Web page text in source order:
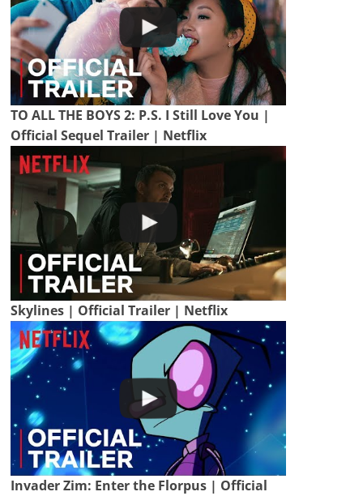
TO ALL THE BOYS 2: P.S. I Still Love You |
Official Sequel Trailer | Netflix
Skylines | Official Trailer | Netflix
Invader Zim: Enter the Florpus | Official